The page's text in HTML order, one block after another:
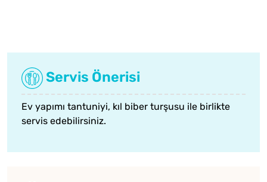
Servis Önerisi
Ev yapımı tantuniyi, kıl biber turşusu ile birlikte
servis edebilirsiniz.